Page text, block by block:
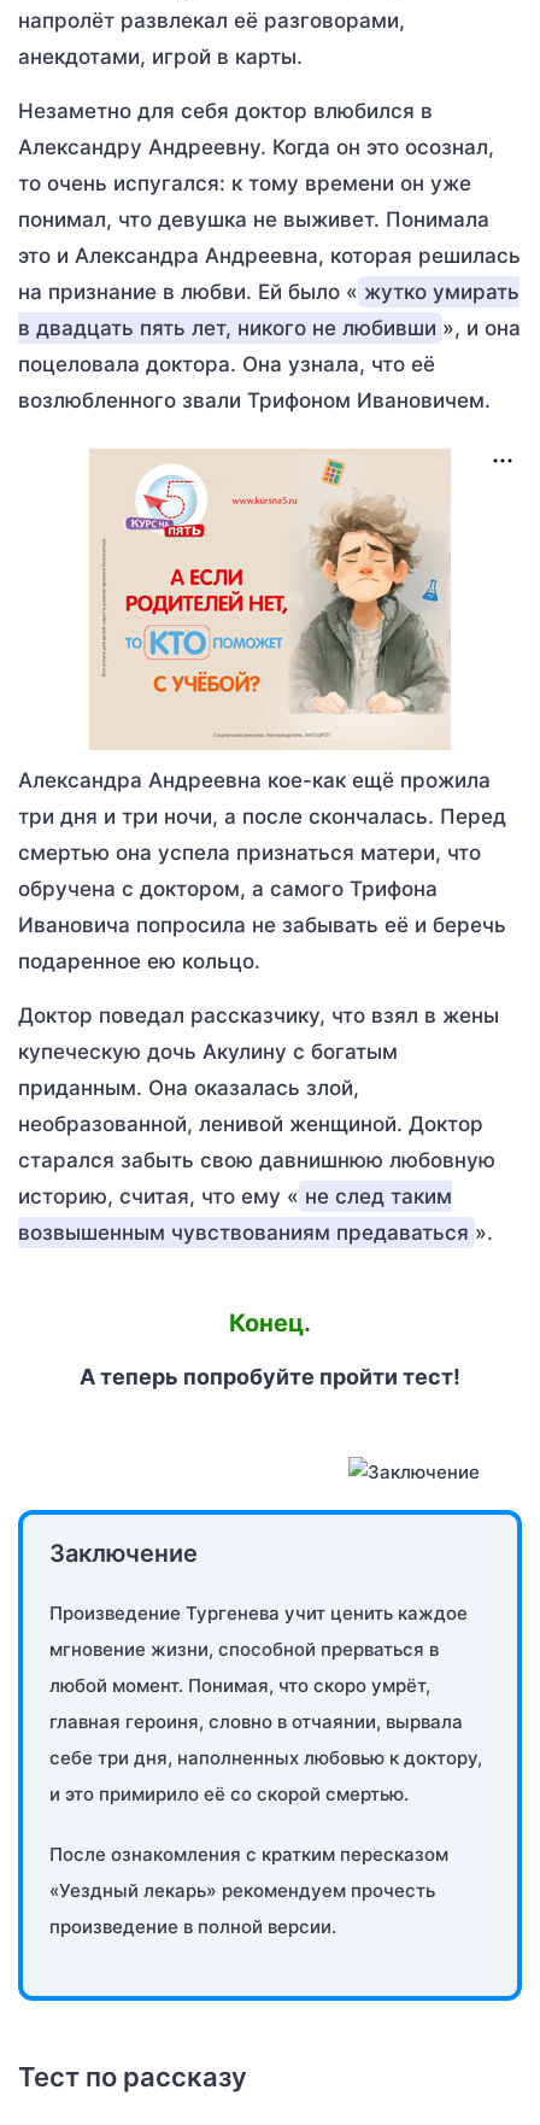
напролёт развлекал её разговорами,
анекдотами, игрой в карты.
Незаметно для себя доктор влюбился в
Александру Андреевну. Когда он это осознал,
то очень испугался: к тому времени он уже
понимал, что девушка не выживет. Понимала
это и Александра Андреевна, которая решилась
на признание в любви. Ей было « жутко умирать
в двадцать пять лет, никого не любивши », и она
поцеловала доктора. Она узнала, что её
возлюбленного звали Трифоном Ивановичем.
Александра Андреевна кое-как ещё прожила
три дня и три ночи, а после скончалась. Перед
смертью она успела признаться матери, что
обручена с доктором, а самого Трифона
Ивановича попросила не забывать её и беречь
подаренное ею кольцо.
Доктор поведал рассказчику, что взял в жены
купеческую дочь Акулину с богатым
приданным. Она оказалась злой,
необразованной, ленивой женщиной. Доктор
старался забыть свою давнишнюю любовную
историю, считая, что ему « не след таким
возвышенным чувствованиям предаваться ».
Конец.
А теперь попробуйте пройти тест!
Заключение
Произведение Тургенева учит ценить каждое
мгновение жизни, способной прерваться в
любой момент. Понимая, что скоро умрёт,
главная героиня, словно в отчаянии, вырвала
себе три дня, наполненных любовью к доктору,
и это примирило её со скорой смертью.
После ознакомления с кратким пересказом
«Уездный лекарь» рекомендуем прочесть
произведение в полной версии.
Тест по рассказу